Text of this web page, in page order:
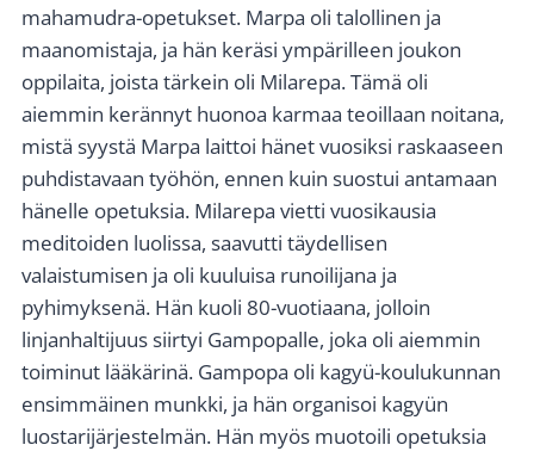
mahamudra-opetukset. Marpa oli talollinen ja
maanomistaja, ja hän keräsi ympärilleen joukon
oppilaita, joista tärkein oli Milarepa. Tämä oli
aiemmin kerännyt huonoa karmaa teoillaan noitana,
mistä syystä Marpa laittoi hänet vuosiksi raskaaseen
puhdistavaan työhön, ennen kuin suostui antamaan
hänelle opetuksia. Milarepa vietti vuosikausia
meditoiden luolissa, saavutti täydellisen
valaistumisen ja oli kuuluisa runoilijana ja
pyhimyksenä. Hän kuoli 80-vuotiaana, jolloin
linjanhaltijuus siirtyi Gampopalle, joka oli aiemmin
toiminut lääkärinä. Gampopa oli kagyü-koulukunnan
ensimmäinen munkki, ja hän organisoi kagyün
luostarijärjestelmän. Hän myös muotoili opetuksia